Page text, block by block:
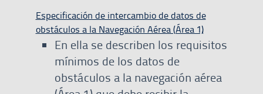
Especificación de intercambio de datos de
obstáculos a la Navegación Aérea (Área 1)
En ella se describen los requisitos
mínimos de los datos de
obstáculos a la navegación aérea